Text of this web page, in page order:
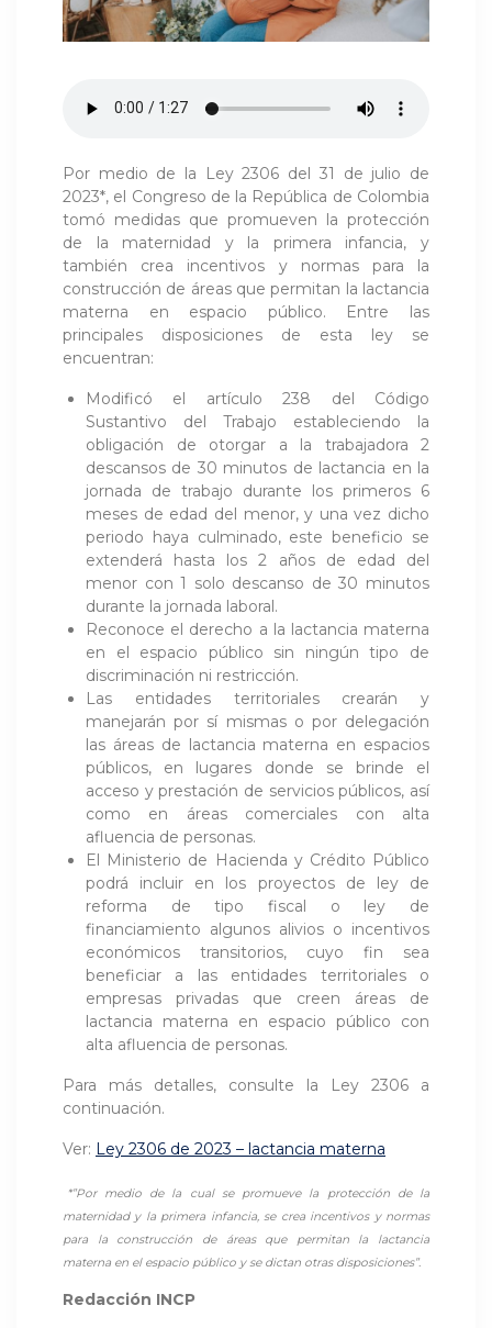
Por medio de la Ley 2306 del 31 de julio de
2023*, el Congreso de la República de Colombia
tomó medidas que promueven la protección
de la maternidad y la primera infancia, y
también crea incentivos y normas para la
construcción de áreas que permitan la lactancia
materna en espacio público. Entre las
principales disposiciones de esta ley se
encuentran:
Modificó el artículo 238 del Código
Sustantivo del Trabajo estableciendo la
obligación de otorgar a la trabajadora 2
descansos de 30 minutos de lactancia en la
jornada de trabajo durante los primeros 6
meses de edad del menor, y una vez dicho
periodo haya culminado, este beneficio se
extenderá hasta los 2 años de edad del
menor con 1 solo descanso de 30 minutos
durante la jornada laboral.
Reconoce el derecho a la lactancia materna
en el espacio público sin ningún tipo de
discriminación ni restricción.
Las entidades territoriales crearán y
manejarán por sí mismas o por delegación
las áreas de lactancia materna en espacios
públicos, en lugares donde se brinde el
acceso y prestación de servicios públicos, así
como en áreas comerciales con alta
afluencia de personas.
El Ministerio de Hacienda y Crédito Público
podrá incluir en los proyectos de ley de
reforma de tipo fiscal o ley de
financiamiento algunos alivios o incentivos
económicos transitorios, cuyo fin sea
beneficiar a las entidades territoriales o
empresas privadas que creen áreas de
lactancia materna en espacio público con
alta afluencia de personas.
Para más detalles, consulte la Ley 2306 a
continuación.
Ver: Ley 2306 de 2023 – lactancia materna
*”Por medio de la cual se promueve la protección de la
maternidad y la primera infancia, se crea incentivos y normas
para la construcción de áreas que permitan la lactancia
materna en el espacio público y se dictan otras disposiciones”.
Redacción INCP